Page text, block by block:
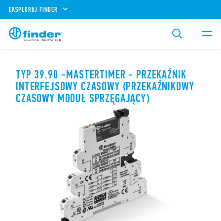
EKSPLORUJ FINDER
TYP 39.90 -MASTERTIMER - PRZEKAŹNIK
INTERFEJSOWY CZASOWY (PRZEKAŹNIKOWY
CZASOWY MODUŁ SPRZĘGAJĄCY)